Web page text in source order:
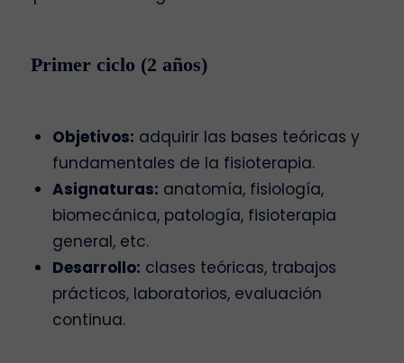
Primer ciclo (2 años)
Objetivos: adquirir las bases teóricas y
fundamentales de la fisioterapia.
Asignaturas: anatomía, fisiología,
biomecánica, patología, fisioterapia
general, etc.
Desarrollo: clases teóricas, trabajos
prácticos, laboratorios, evaluación
continua.